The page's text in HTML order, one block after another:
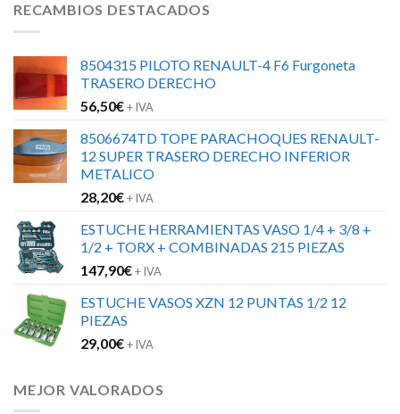
RECAMBIOS DESTACADOS
8504315 PILOTO RENAULT-4 F6 Furgoneta
TRASERO DERECHO
56,50€+ IVA
8506674TD TOPE PARACHOQUES RENAULT-
12 SUPER TRASERO DERECHO INFERIOR
METALICO
28,20€+ IVA
ESTUCHE HERRAMIENTAS VASO 1/4 + 3/8 +
1/2 + TORX + COMBINADAS 215 PIEZAS
147,90€+ IVA
ESTUCHE VASOS XZN 12 PUNTAS 1/2 12
PIEZAS
29,00€+ IVA
MEJOR VALORADOS